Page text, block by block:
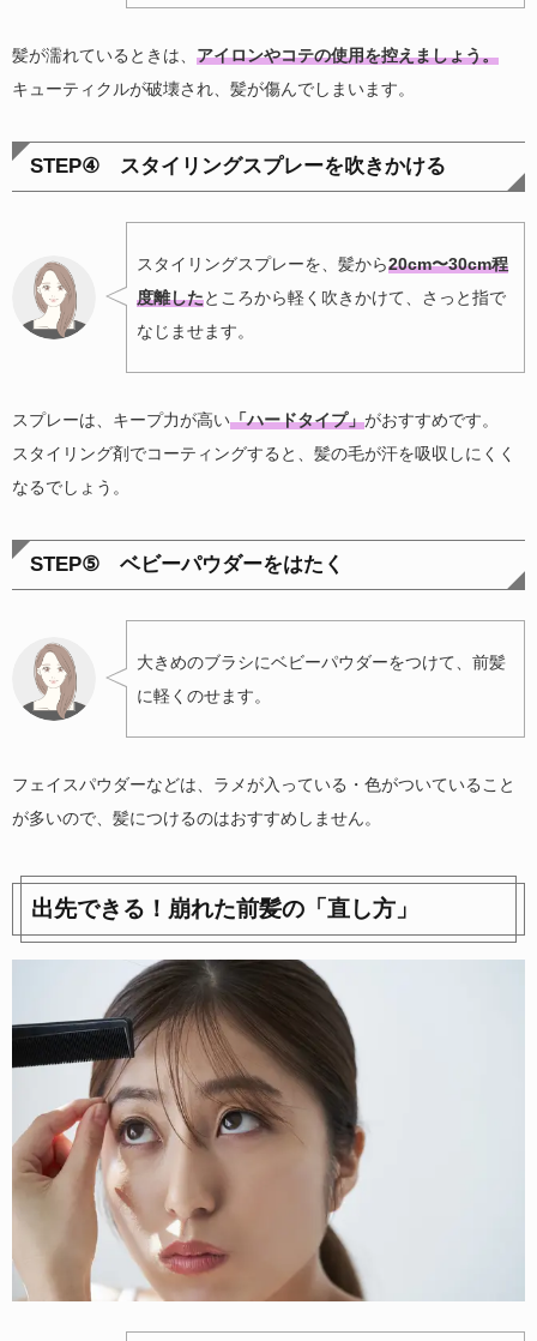
髪が濡れているときは、 アイロンやコテの使用を控えましょう。
キューティクルが破壊され、髪が傷んでしまいます。
STEP④ スタイリングスプレーを吹きかける
スタイリングスプレーを、髪から20cm〜30cm程
度離したところから軽く吹きかけて、さっと指で
なじませます。
スプレーは、キープ力が高い「ハードタイプ」がおすすめです。
スタイリング剤でコーティングすると、髪の毛が汗を吸収しにくく
なるでしょう。
STEP⑤ ベビーパウダーをはたく
大きめのブラシにベビーパウダーをつけて、前髪
に軽くのせます。
フェイスパウダーなどは、ラメが入っている・色がついていること
が多いので、髪につけるのはおすすめしません。
出先できる！崩れた前髪の「直し方」